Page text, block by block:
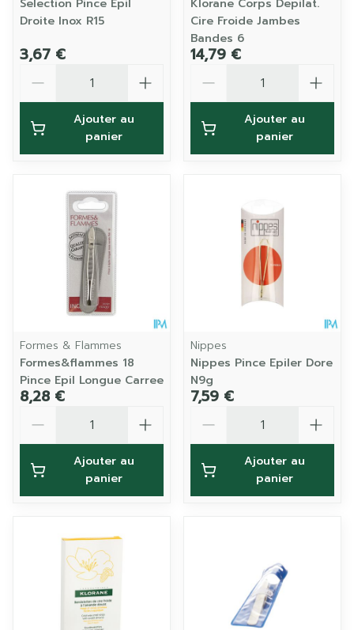
Selection Pince Epil
Droite Inox R15
3,67 €
Ajouter au
panier
Klorane Corps Depilat.
Cire Froide Jambes
Bandes 6
14,79 €
Ajouter au
panier
Formes & Flammes
Formes&flammes 18
Pince Epil Longue Carree
8,28 €
Ajouter au
panier
Nippes
Nippes Pince Epiler Dore
N9g
7,59 €
Ajouter au
panier